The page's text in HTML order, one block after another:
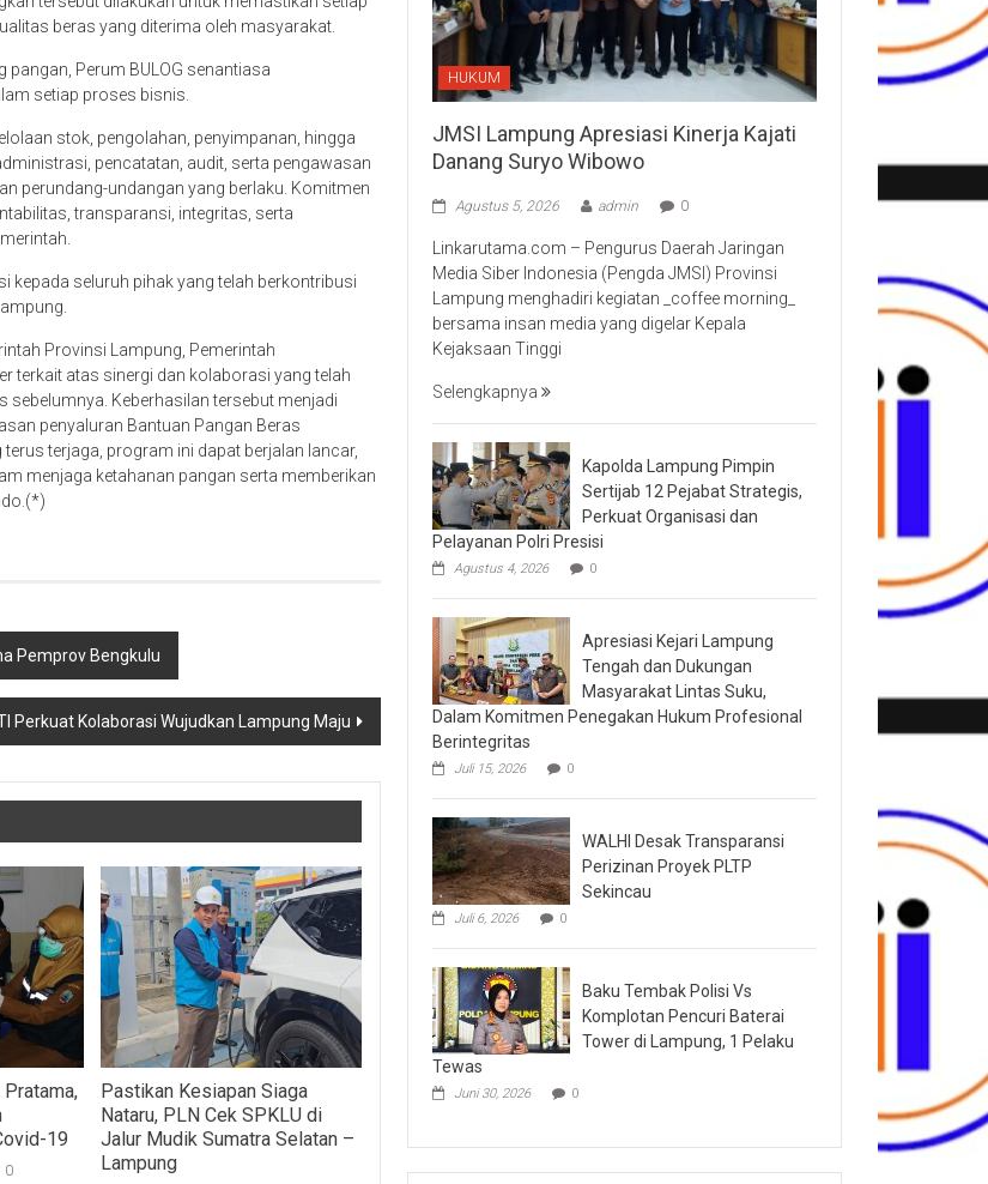
beras yang diterima oleh masyarakat.
Perum BULOG senantiasa
setiap proses bisnis.
stok, pengolahan, penyimpanan, hingga
pencatatan, audit, serta pengawasan
perundang-undangan yang berlaku. Komitmen
transparansi, integritas, serta
kepada seluruh pihak yang telah berkontribusi
Provinsi Lampung, Pemerintah
terkait atas sinergi dan kolaborasi yang telah
Keberhasilan tersebut menjadi
penyaluran Bantuan Pangan Beras
terjaga, program ini dapat berjalan lancar,
menjaga ketahanan pangan serta memberikan
Pemprov Bengkulu
Perkuat Kolaborasi Wujudkan Lampung Maju
19
0
Pastikan Kesiapan Siaga
Nataru, PLN Cek SPKLU di
Jalur Mudik Sumatra Selatan –
Lampung
HUKUM
JMSI Lampung Apresiasi Kinerja Kajati
Danang Suryo Wibowo
Agustus 5, 2026 admin 0
Linkarutama.com – Pengurus Daerah Jaringan
Media Siber Indonesia (Pengda JMSI) Provinsi
Lampung menghadiri kegiatan _coffee morning_
bersama insan media yang digelar Kepala
Kejaksaan Tinggi
Selengkapnya
Kapolda Lampung Pimpin
Sertijab 12 Pejabat Strategis,
Perkuat Organisasi dan
Pelayanan Polri Presisi
Agustus 4, 2026 0
Apresiasi Kejari Lampung
Tengah dan Dukungan
Masyarakat Lintas Suku,
Dalam Komitmen Penegakan Hukum Profesional
Berintegritas
Juli 15, 2026 0
WALHI Desak Transparansi
Perizinan Proyek PLTP
Sekincau
Juli 6, 2026 0
Baku Tembak Polisi Vs
Komplotan Pencuri Baterai
Tower di Lampung, 1 Pelaku
Tewas
Juni 30, 2026 0